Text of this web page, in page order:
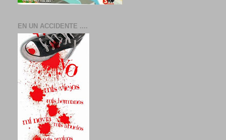
EN UN ACCIDENTE ....